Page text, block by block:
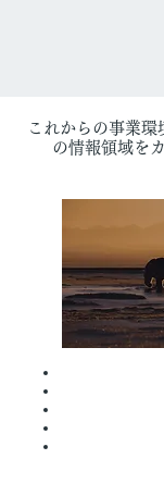
これからの事業
の情報領域を